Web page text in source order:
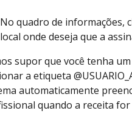
No quadro de informações,
local onde deseja que a
supor que você tenha
a etiqueta
automaticamente
quando a receita